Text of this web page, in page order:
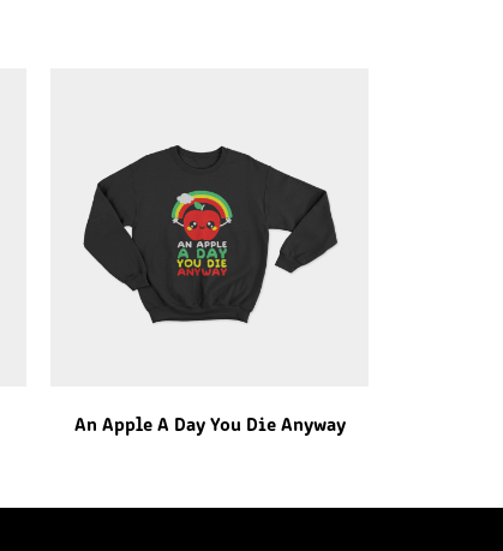
An Apple A Day You Die Anyway